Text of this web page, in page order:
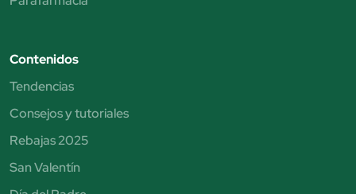
Contenidos
Tendencias
Consejos y tutoriales
Rebajas 2025
San Valentín